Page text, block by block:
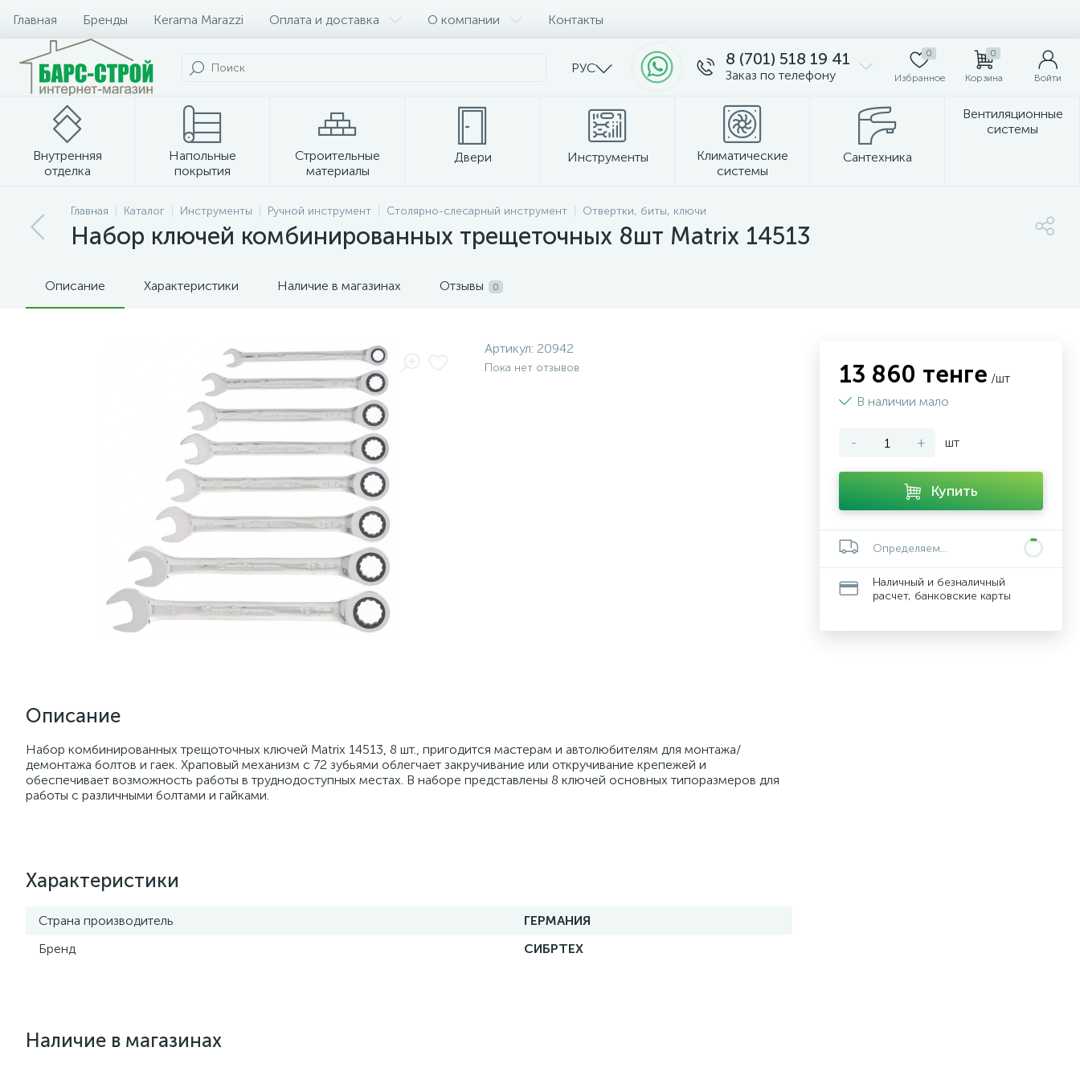
Главная Бренды Kerama Marazzi Оплата и доставка О компании Контакты
РУС 8 (701) 518 19 41
Заказ по телефону
0
Избранное
0
Корзина Войти
Внутренняя
отделка
Напольные
покрытия
Строительные
материалы
Двери Инструменты
Климатические
системы
Сантехника
Вентиляционные
системы
Плитка и керамогранит
Главная Каталог Инструменты Ручной инструмент Столярно-слесарный инструмент Отвертки, биты, ключи
Набор ключей комбинированных трещеточных 8шт Matrix 14513
Описание Характеристики Наличие в магазинах Отзывы 0
Артикул: 20942
Пока нет отзывов
Описание
Набор комбинированных трещоточных ключей Matrix 14513, 8 шт., пригодится мастерам и автолюбителям для монтажа/
демонтажа болтов и гаек. Храповый механизм с 72 зубьями облегчает закручивание или откручивание крепежей и
обеспечивает возможность работы в труднодоступных местах. В наборе представлены 8 ключей основных типоразмеров для
работы с различными болтами и гайками.
Характеристики
Страна производитель
ГЕРМАНИЯ
Бренд
СИБРТЕХ
Наличие в магазинах
13 860 тенге /шт
В наличии мало
- + шт
Купить
Определяем...
Наличный и безналичный
расчет, банковские карты